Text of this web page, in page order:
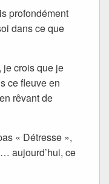
profondément
dans ce que
je crois que je
ce fleuve en
rêvant de
« Détresse »,
aujourd’hui, ce